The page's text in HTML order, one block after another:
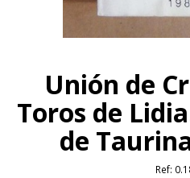
Unión de
Toros de
de
Ref: